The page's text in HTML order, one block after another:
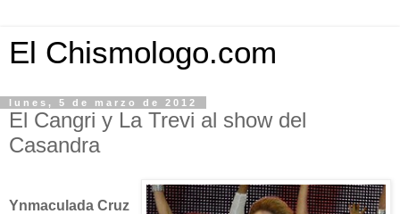
El Chismologo.com
lunes, 5 de marzo de 2012
El Cangri y La Trevi al show del
Casandra
Ynmaculada Cruz